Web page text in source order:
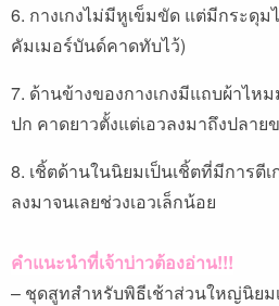
6. กางเกงไม่มีหูเข็มขัด แต่มีกระดุ
คัมเมอร์บันด์คาดทับไว้)
7. ด้านข้างของกางเกงมีแถบผ้าไห
ปก คาดยาวตั้งแต่เอวลงมาถึงปลาย
8. เชิ้ตด้านในนิยมเป็นเชิ้ตที่มีการตี
ลงมาจนเลยช่วงเอวเล็กน้อย
คำแนะนำที่เจ้าบ่าวต้องอ่าน!!!
– ชุดสูทสำหรับพิธีเช้าส่วนใหญ่นิยม